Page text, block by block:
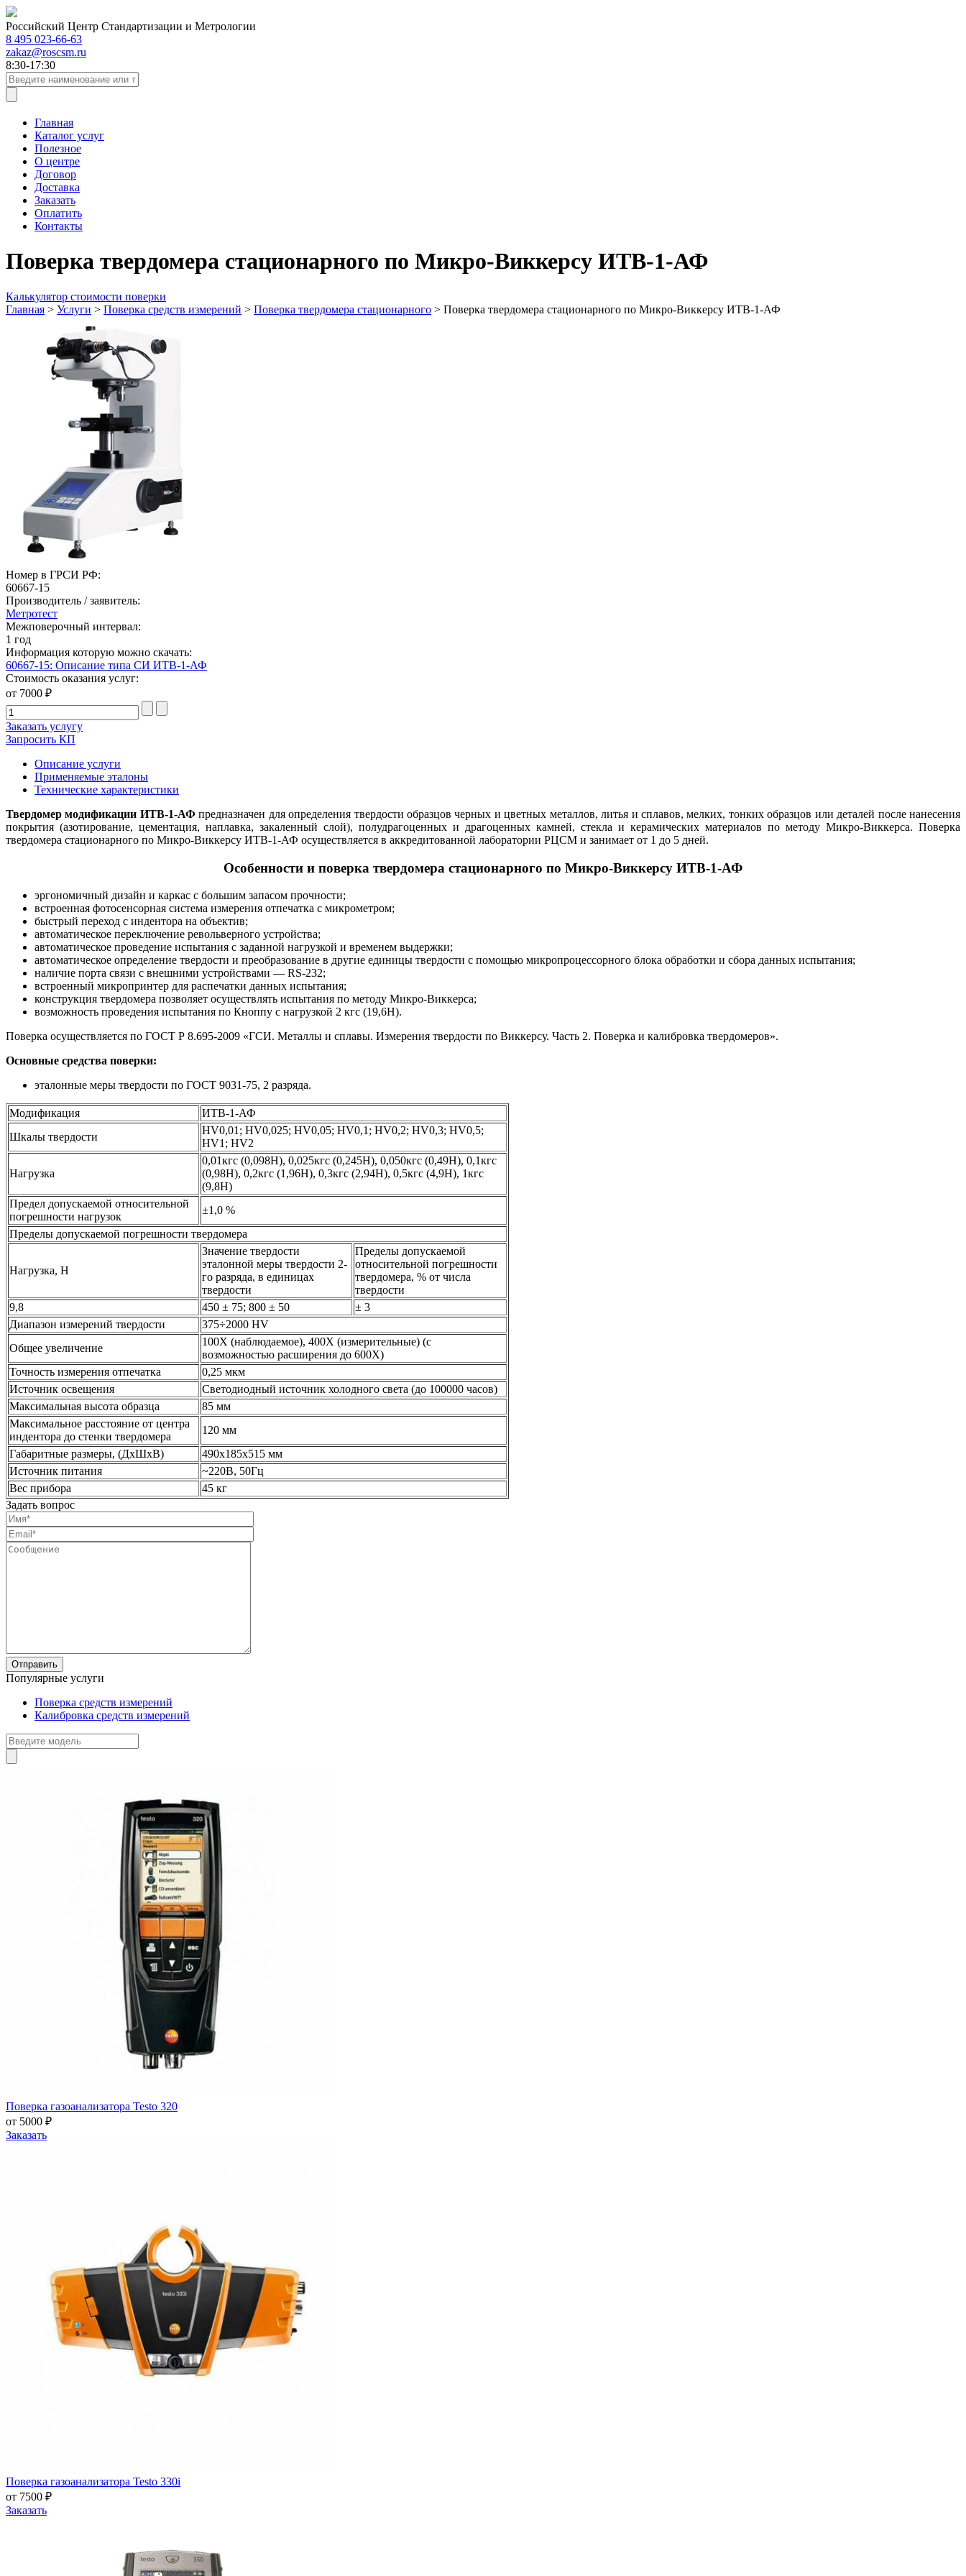
Российский Центр Стандартизации и Метрологии
8 495 023-66-63
zakaz@roscsm.ru
8:30-17:30
Главная
Каталог услуг
Полезное
О центре
Договор
Доставка
Заказать
Оплатить
Контакты
Поверка твердомера стационарного по Микро-Виккерсу ИТВ-1-АФ
Калькулятор стоимости поверки
Главная > Услуги > Поверка средств измерений > Поверка твердомера стационарного > Поверка твердомера стационарного по Микро-Виккерсу ИТВ-1-АФ
Номер в ГРСИ РФ:
60667-15
Производитель / заявитель:
Метротест
Межповерочный интервал:
1 год
Информация которую можно скачать:
60667-15: Описание типа СИ ИТВ-1-АФ
Стоимость оказания услуг:
от 7000 ₽
Заказать услугу
Запросить КП
Описание услуги
Применяемые эталоны
Технические характеристики
Твердомер модификации ИТВ-1-АФ предназначен для определения твердости образцов черных и цветных металлов, литья и сплавов, мелких, тонких образцов или деталей после нанесения
покрытия (азотирование, цементация, наплавка, закаленный слой), полудрагоценных и драгоценных камней, стекла и керамических материалов по методу Микро-Виккерса. Поверка
твердомера стационарного по Микро-Виккерсу ИТВ-1-АФ осуществляется в аккредитованной лаборатории РЦСМ и занимает от 1 до 5 дней.
Особенности и поверка твердомера стационарного по Микро-Виккерсу ИТВ-1-АФ
эргономичный дизайн и каркас с большим запасом прочности;
встроенная фотосенсорная система измерения отпечатка с микрометром;
быстрый переход с индентора на объектив;
автоматическое переключение револьверного устройства;
автоматическое проведение испытания с заданной нагрузкой и временем выдержки;
автоматическое определение твердости и преобразование в другие единицы твердости с помощью микропроцессорного блока обработки и сбора данных испытания;
наличие порта связи с внешними устройствами — RS-232;
встроенный микропринтер для распечатки данных испытания;
конструкция твердомера позволяет осуществлять испытания по методу Микро-Виккерса;
возможность проведения испытания по Кноппу с нагрузкой 2 кгс (19,6Н).
Поверка осуществляется по ГОСТ Р 8.695-2009 «ГСИ. Металлы и сплавы. Измерения твердости по Виккерсу. Часть 2. Поверка и калибровка твердомеров».
Основные средства поверки:
эталонные меры твердости по ГОСТ 9031-75, 2 разряда.
Модификация
ИТВ-1-АФ
Шкалы твердости
HV0,01; HV0,025; HV0,05; HV0,1; HV0,2; HV0,3; HV0,5;
HV1; HV2
Нагрузка
0,01кгс (0,098Н), 0,025кгс (0,245Н), 0,050кгс (0,49Н), 0,1кгс
(0,98Н), 0,2кгс (1,96Н), 0,3кгс (2,94Н), 0,5кгс (4,9Н), 1кгс
(9,8Н)
Предел допускаемой относительной
погрешности нагрузок
±1,0 %
Пределы допускаемой погрешности твердомера
Нагрузка, Н
Значение твердости
эталонной меры твердости 2-
го разряда, в единицах
твердости
Пределы допускаемой
относительной погрешности
твердомера, % от числа
твердости
9,8
450 ± 75; 800 ± 50
± 3
Диапазон измерений твердости
375÷2000 HV
Общее увеличение
100X (наблюдаемое), 400X (измерительные) (с
возможностью расширения до 600Х)
Точность измерения отпечатка
0,25 мкм
Источник освещения
Светодиодный источник холодного света (до 100000 часов)
Максимальная высота образца
85 мм
Максимальное расстояние от центра
индентора до стенки твердомера
120 мм
Габаритные размеры, (ДхШхВ)
490х185х515 мм
Источник питания
~220В, 50Гц
Вес прибора
45 кг
Задать вопрос
Популярные услуги
Поверка средств измерений
Калибровка средств измерений
Поверка газоанализатора Testo 320
от 5000 ₽
Заказать
Поверка газоанализатора Testo 330i
от 7500 ₽
Заказать